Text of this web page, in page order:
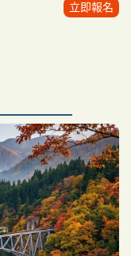
立即報名